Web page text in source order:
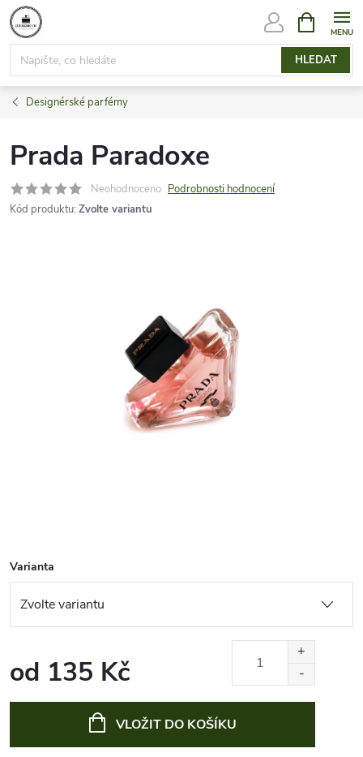
Přejít
na
obsah
HLEDAT
NÁKUPNÍ
KOŠÍK
Designérské parfémy
Prada Paradoxe
Neohodnoceno Podrobnosti hodnocení
Kód produktu: Zvolte variantu
Varianta
od 135 Kč
VLOŽIT DO KOŠÍKU